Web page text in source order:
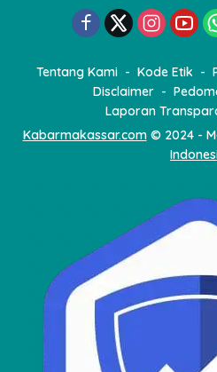
Tentang Kami Kode Etik
Disclaimer
Laporan
Kabarmakassar.com© 2024 -